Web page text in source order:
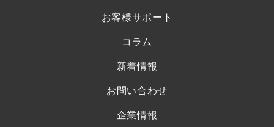
お客様サポート
コラム
新着情報
お問い合わせ
企業情報